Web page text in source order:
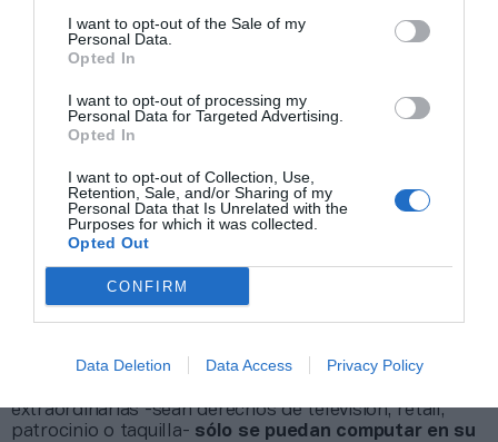
I want to opt-out of the Sale of my
Personal Data.
Opted In
I want to opt-out of processing my
Personal Data for Targeted Advertising.
Opted In
I want to opt-out of Collection, Use,
Retention, Sale, and/or Sharing of my
Personal Data that Is Unrelated with the
Purposes for which it was collected.
Opted Out
CONFIRM
Data Deletion Data Access Privacy Policy
LaLiga no impone límites a los clubes
para destinar íntegramente en plantilla
todo dinero proveniente de la venta o
cesión de nuevos ingresos
¿Por qué? Al tratarse de una unidad de negocio que
hasta ahora no generaba ingresos recurrentes,
íntegramente en plantilla todo dinero proveniente de
la venta o cesión de nuevos ingresos
noviembre, la competición decidió imponermedidas que
con el único propósito de gastar más en jugadores. Y
extraordinarias -sean derechos de televisión, retail,
patrocinio o taquilla- sólo se puedan computar en su